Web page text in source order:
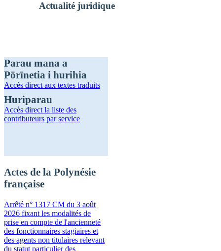
Actualité juridique
Parau mana a
Pōrīnetia i hurihia
Accès direct aux textes traduits
Huriparau
Accès direct la liste des
contributeurs par service
Actes de la Polynésie
française
Arrêté n° 1317 CM du 3 août
2026 fixant les modalités de
prise en compte de l'ancienneté
des fonctionnaires stagiaires et
des agents non titulaires relevant
du statut particulier des